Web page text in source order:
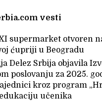
vesti
supermarket otvoren
ćupriji u Beogradu
Delez Srbija objavila
poslovanju za 2025.
kroz program
edukaciju učenika